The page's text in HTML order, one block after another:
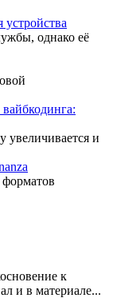
устройства
однако её
увеличивается и
к
и в материале...